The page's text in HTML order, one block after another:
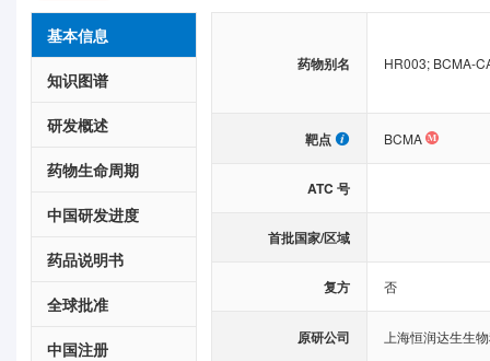
基本信息
知识图谱
研发概述
药物生命周期
中国研发进度
药品说明书
全球批准
中国注册
药物别名 HR003; BCMA-
靶点 BCMA
ATC 号
首批国家/区域
复方 否
原研公司 上海恒润达生生